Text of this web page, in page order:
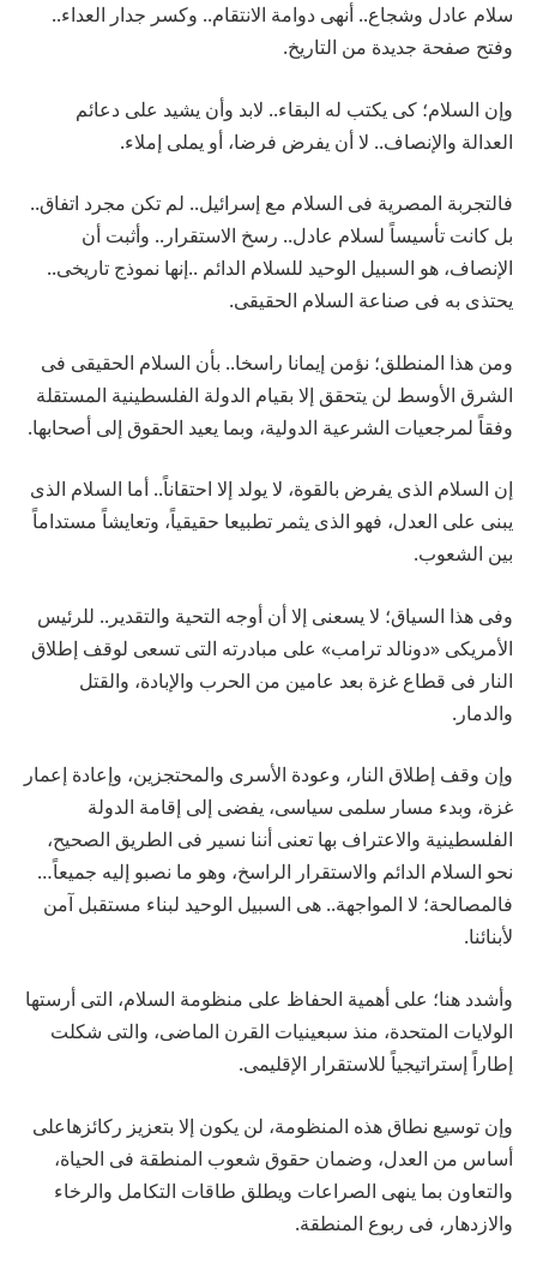
سلام عادل وشجاع.. أنهى دوامة الانتقام.. وكسر جدار العداء..
وفتح صفحة جديدة من التاريخ.
وإن السلام؛ كى يكتب له البقاء.. لابد وأن يشيد على دعائم
العدالة والإنصاف.. لا أن يفرض فرضا، أو يملى إملاء.
فالتجربة المصرية فى السلام مع إسرائيل.. لم تكن مجرد اتفاق..
بل كانت تأسيساً لسلام عادل.. رسخ الاستقرار.. وأثبت أن
الإنصاف، هو السبيل الوحيد للسلام الدائم ..إنها نموذج تاريخى..
يحتذى به فى صناعة السلام الحقيقى.
ومن هذا المنطلق؛ نؤمن إيمانا راسخا.. بأن السلام الحقيقى فى
الشرق الأوسط لن يتحقق إلا بقيام الدولة الفلسطينية المستقلة
وفقاً لمرجعيات الشرعية الدولية، وبما يعيد الحقوق إلى أصحابها.
إن السلام الذى يفرض بالقوة، لا يولد إلا احتقاناً.. أما السلام الذى
يبنى على العدل، فهو الذى يثمر تطبيعا حقيقياً، وتعايشاً مستداماً
بين الشعوب.
وفى هذا السياق؛ لا يسعنى إلا أن أوجه التحية والتقدير.. للرئيس
الأمريكى «دونالد ترامب» على مبادرته التى تسعى لوقف إطلاق
النار فى قطاع غزة بعد عامين من الحرب والإبادة، والقتل
والدمار.
وإن وقف إطلاق النار، وعودة الأسرى والمحتجزين، وإعادة إعمار
غزة، وبدء مسار سلمى سياسى، يفضى إلى إقامة الدولة
الفلسطينية والاعتراف بها تعنى أننا نسير فى الطريق الصحيح،
نحو السلام الدائم والاستقرار الراسخ، وهو ما نصبو إليه جميعاً…
فالمصالحة؛ لا المواجهة.. هى السبيل الوحيد لبناء مستقبل آمن
لأبنائنا.
وأشدد هنا؛ على أهمية الحفاظ على منظومة السلام، التى أرستها
الولايات المتحدة، منذ سبعينيات القرن الماضى، والتى شكلت
إطاراً إستراتيجياً للاستقرار الإقليمى.
وإن توسيع نطاق هذه المنظومة، لن يكون إلا بتعزيز ركائزهاعلى
أساس من العدل، وضمان حقوق شعوب المنطقة فى الحياة،
والتعاون بما ينهى الصراعات ويطلق طاقات التكامل والرخاء
والازدهار، فى ربوع المنطقة.